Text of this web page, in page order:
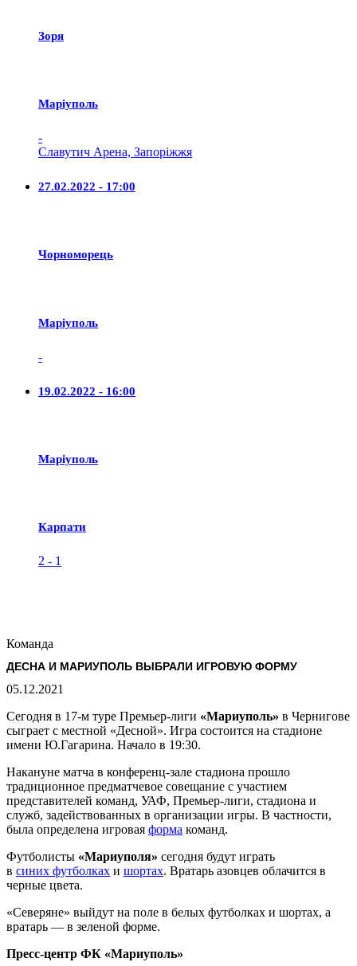
Зоря
Маріуполь
-
Славутич Арена, Запоріжжя
27.02.2022 - 17:00
Чорноморець
Маріуполь
-
19.02.2022 - 16:00
Маріуполь
Карпати
2 - 1
Команда
ДЕСНА И МАРИУПОЛЬ ВЫБРАЛИ ИГРОВУЮ ФОРМУ
05.12.2021
Сегодня в 17-м туре Премьер-лиги «Мариуполь» в Чернигове
сыграет с местной «Десной». Игра состоится на стадионе
имени Ю.Гагарина. Начало в 19:30.
Накануне матча в конференц-зале стадиона прошло
традиционное предматчевое совещание с участием
представителей команд, УАФ, Премьер-лиги, стадиона и
служб, задействованных в организации игры. В частности,
была определена игровая форма команд.
Футболисты «Мариуполя» сегодня будут играть
в синих футболках и шортах. Вратарь азовцев облачится в
черные цвета.
«Северяне» выйдут на поле в белых футболках и шортах, а
вратарь — в зеленой форме.
Пресс-центр ФК «Мариуполь»